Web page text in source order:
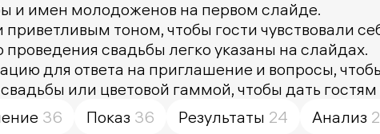
и имен молодоженов на первом слайде.
тоном, чтобы гости чувствовали
свадьбы легко указаны на слайдах.
для ответа на приглашение и вопросы,
или цветовой гаммой, чтобы дать
36 Показ 36 Результаты 24 Анализ